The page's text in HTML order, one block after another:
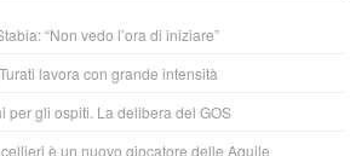
“Non vedo l’ora di iniziare”
lavora con grande intensità
per gli ospiti. La delibera del GOS
è un nuovo giocatore delle Aquile